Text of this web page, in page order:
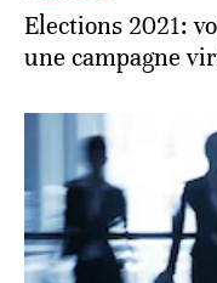
Elections 2021:
une campagne